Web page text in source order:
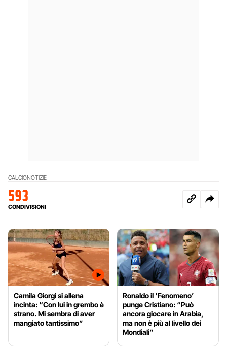
CALCIONOTIZIE
593
CONDIVISIONI
Camila Giorgi si allena
incinta: “Con lui in grembo è
strano. Mi sembra di aver
mangiato tantissimo”
Ronaldo il ‘Fenomeno’
punge Cristiano: “Può
ancora giocare in Arabia,
ma non è più al livello dei
Mondiali”